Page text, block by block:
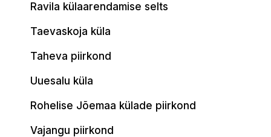
Ravila külaarendamise selts
Taevaskoja küla
Taheva piirkond
Uuesalu küla
Rohelise Jõemaa külade piirkond
Vajangu piirkond